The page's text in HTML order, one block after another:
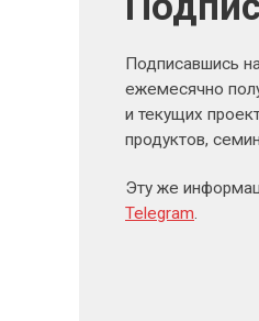
Подписавшись
ежемесячно
и текущих
продуктов,
Эту же
Telegram.